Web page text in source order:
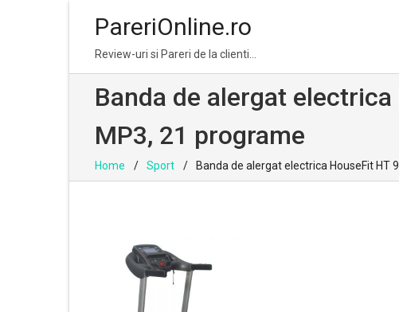
PareriOnline.ro
Review-uri si Pareri de la clienti…
Banda de alergat
MP3, 21 programe
Home Sport Banda de alergat electrica HouseFit HT